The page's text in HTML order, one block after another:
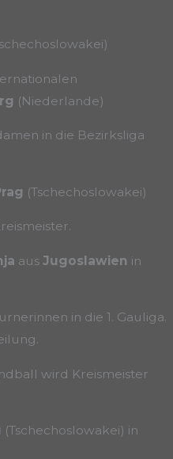
(Niederlande)
in die Bezirksliga
(Tschechoslowakei)
aus Jugoslawien in
in die 1. Gauliga.
wird Kreismeister
(Tschechoslowakei) in